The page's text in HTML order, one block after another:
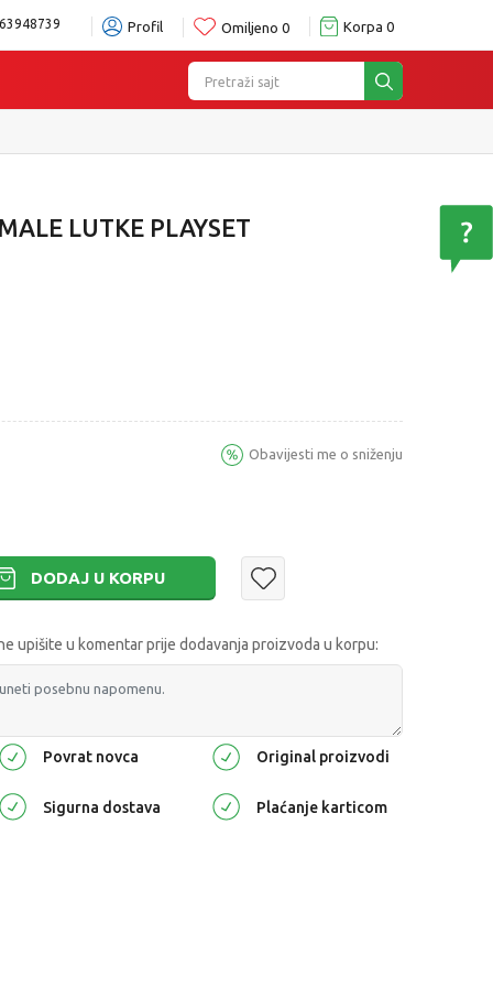
Profil Omiljeno 0 Korpa 0
Pretraži sajt
LUTKE PLAYSET
Obavijesti me o sniženju
DODAJ U KORPU
upišite u komentar prije dodavanja proizvoda u korpu:
Povrat novca Original proizvodi
Sigurna dostava Plaćanje karticom